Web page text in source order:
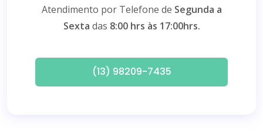
Atendimento por Telefone de Segunda a
Sexta das 8:00 hrs às 17:00hrs.
(13) 98209-7435